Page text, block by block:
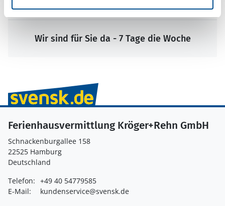
Wir sind für Sie da - 7 Tage die Woche
Ferienhausvermittlung Kröger+Rehn GmbH
Schnackenburgallee 158
22525 Hamburg
Deutschland
Telefon: +49 40 54779585
E-Mail:
kundenservice@svensk.de